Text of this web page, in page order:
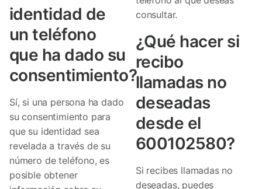
identidad de
un teléfono
que ha dado su
consentimiento?
Sí, si una persona ha dado
su consentimiento para
que su identidad sea
revelada a través de su
número de teléfono, es
posible obtener
consultar.
¿Qué hacer si
recibo
llamadas no
deseadas
desde el
600102580?
Si recibes llamadas no
deseadas, puedes